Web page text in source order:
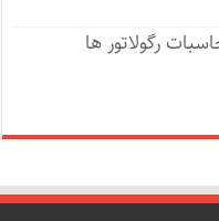
رگولاتور ها